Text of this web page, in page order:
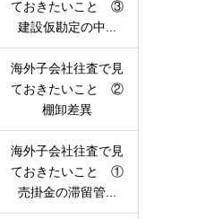
ておきたいこと ③
建設仮勘定の中...
海外子会社往査で見
ておきたいこと ②
棚卸差異
海外子会社往査で見
ておきたいこと ①
売掛金の滞留管...